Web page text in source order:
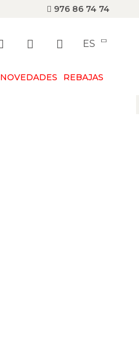
976 86 74 74
ES
NOVEDADES REBAJAS